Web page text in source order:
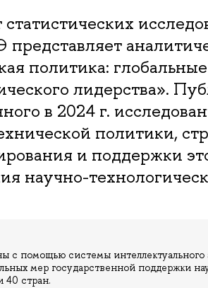
политика:
лидерства».
в 2024 г.
политики,
и поддержки
научно-
с помощью системы интеллектуального
мер государственной поддержки
40 стран.